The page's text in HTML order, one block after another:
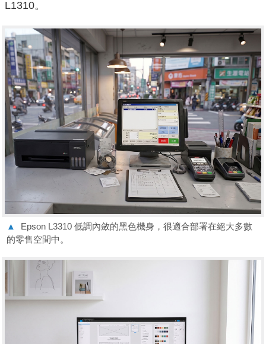
L1310。
▲
Epson L3310 低調內斂的黑色機身，很適合部署在絕大多數
的零售空間中。